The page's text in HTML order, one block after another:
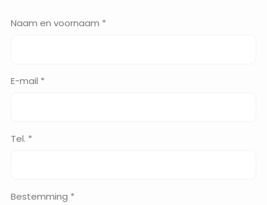
Naam en voornaam *
E-mail *
Tel. *
Bestemming *